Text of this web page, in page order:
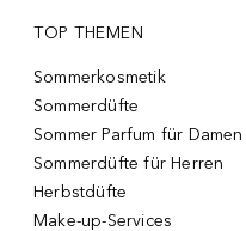
TOP THEMEN
Sommerkosmetik
Sommerdüfte
Sommer Parfum für Damen
Sommerdüfte für Herren
Herbstdüfte
Make-up-Services